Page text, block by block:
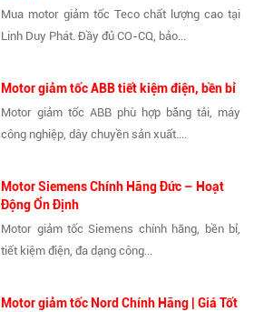
Mua motor giảm tốc Teco chất lượng cao tại
Linh Duy Phát. Đầy đủ CO-CQ, bảo...
Motor giảm tốc ABB tiết kiệm điện, bền bỉ
Motor giảm tốc ABB phù hợp băng tải, máy
công nghiệp, dây chuyền sản xuất....
Motor Siemens Chính Hãng Đức – Hoạt
Động Ổn Định
Motor giảm tốc Siemens chính hãng, bền bỉ,
tiết kiệm điện, đa dạng công...
Motor giảm tốc Nord Chính Hãng | Giá Tốt